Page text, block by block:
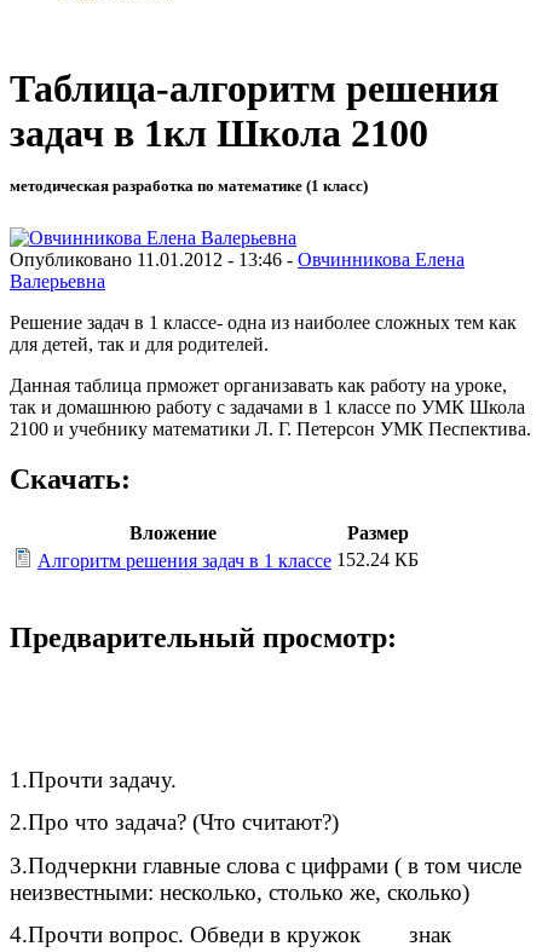
Таблица-алгоритм решения
задач в 1кл Школа 2100
методическая разработка по математике (1 класс)
Опубликовано 11.01.2012 - 13:46 - Овчинникова Елена
Валерьевна
Решение задач в 1 классе- одна из наиболее сложных тем как
для детей, так и для родителей.
Данная таблица прможет организавать как работу на уроке,
так и домашнюю работу с задачами в 1 классе по УМК Школа
2100 и учебнику математики Л. Г. Петерсон УМК Песпектива.
Скачать:
Вложение
Размер
Алгоритм решения задач в 1 классе 152.24 КБ
Предварительный просмотр:
1.Прочти задачу.
2.Про что задача? (Что считают?)
3.Подчеркни главные слова с цифрами ( в том числе
неизвестными: несколько, столько же, сколько)
4.Прочти вопрос. Обведи в кружок знак